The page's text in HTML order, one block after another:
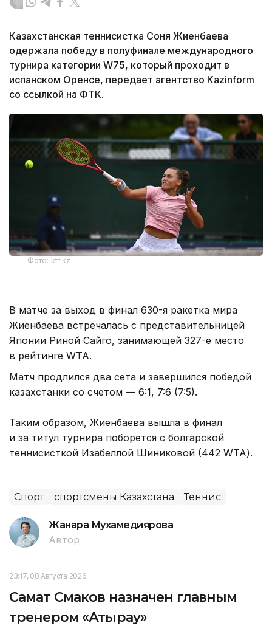
Казахстанская теннисистка Соня Жиенбаева
одержала победу в полуфинале международного
турнира категории W75, который проходит в
испанском Оренсе, передает агентство Kazinform
со ссылкой на ФТК.
Фото: ktf.kz
В матче за выход в финал 630-я ракетка мира
Жиенбаева встречалась с представительницей
Японии Риной Сайго, занимающей 327-е место
в рейтинге WTA.
Матч продлился два сета и завершился победой
казахстанки со счетом — 6:1, 7:6 (7:5).
Таким образом, Жиенбаева вышла в финал
и за титул турнира поборется с болгарской
теннисисткой Изабеллой Шиниковой (442 WTA).
Спорт спортсмены Казахстана Теннис
Жанара Мухамедиярова
Автор
23:17, 08 Августа 2026
Самат Смаков назначен главным
тренером «Атырау»